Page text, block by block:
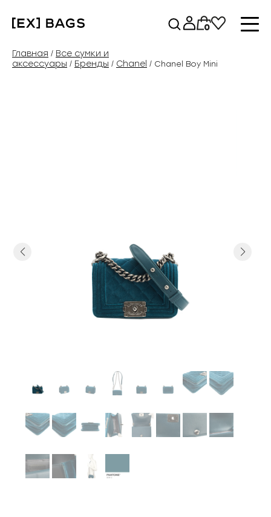
содержимому
0
Главная / Все сумки и
аксессуары / Бренды / Chanel / Chanel Boy Mini
Previous Next